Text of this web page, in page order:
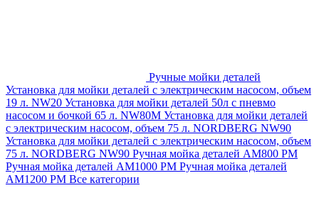
Ручные мойки деталей
Установка для мойки деталей с электрическим насосом, объем
19 л. NW20 Установка для мойки деталей 50л с пневмо
насосом и бочкой 65 л. NW80M Установка для мойки деталей
с электрическим насосом, объем 75 л. NORDBERG NW90
Установка для мойки деталей с электрическим насосом, объем
75 л. NORDBERG NW90 Ручная мойка деталей АМ800 РМ
Ручная мойка деталей АМ1000 РМ Ручная мойка деталей
АМ1200 РМ Все категории